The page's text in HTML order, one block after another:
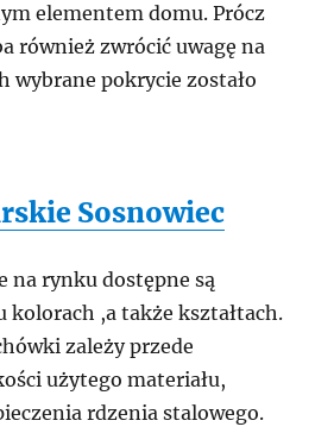
elementem domu. Prócz
również zwrócić uwagę na
wybrane pokrycie zostało
Sosnowiec
na rynku dostępne są
kolorach ,a także kształtach.
zależy przede
użytego materiału,
rdzenia stalowego.